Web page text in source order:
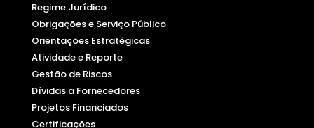
Regime Jurídico
Obrigações e Serviço Público
Orientações Estratégicas
Atividade e Reporte
Gestão de Riscos
Dívidas a Fornecedores
Projetos Financiados
Certificações